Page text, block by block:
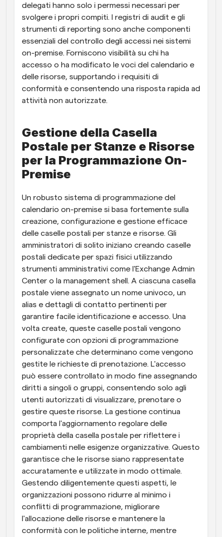
delegati hanno solo i permessi necessari per
svolgere i propri compiti. I registri di audit e gli
strumenti di reporting sono anche componenti
essenziali del controllo degli accessi nei sistemi
on-premise. Forniscono visibilità su chi ha
accesso o ha modificato le voci del calendario e
delle risorse, supportando i requisiti di
conformità e consentendo una risposta rapida ad
attività non autorizzate.
Gestione della Casella
Postale per Stanze e Risorse
per la Programmazione On-
Premise
Un robusto sistema di programmazione del
calendario on-premise si basa fortemente sulla
creazione, configurazione e gestione efficace
delle caselle postali per stanze e risorse. Gli
amministratori di solito iniziano creando caselle
postali dedicate per spazi fisici utilizzando
strumenti amministrativi come l'Exchange Admin
Center o la management shell. A ciascuna casella
postale viene assegnato un nome univoco, un
alias e dettagli di contatto pertinenti per
garantire facile identificazione e accesso. Una
volta create, queste caselle postali vengono
configurate con opzioni di programmazione
personalizzate che determinano come vengono
gestite le richieste di prenotazione. L'accesso
può essere controllato in modo fine assegnando
diritti a singoli o gruppi, consentendo solo agli
utenti autorizzati di visualizzare, prenotare o
gestire queste risorse. La gestione continua
comporta l'aggiornamento regolare delle
proprietà della casella postale per riflettere i
cambiamenti nelle esigenze organizzative. Questo
garantisce che le risorse siano rappresentate
accuratamente e utilizzate in modo ottimale.
Gestendo diligentemente questi aspetti, le
organizzazioni possono ridurre al minimo i
conflitti di programmazione, migliorare
l'allocazione delle risorse e mantenere la
conformità con le politiche interne, mentre